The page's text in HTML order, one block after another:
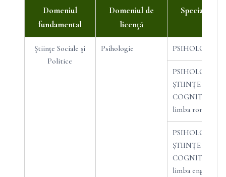
Domeniul
fundamental
Domeniul de
licenţă
Specializarea
Ştiinţe Sociale şi
Politice
Psihologie PSIHOLOGIE
PSIHOLOGIE-
ȘTIINȚE
COGNITIVE (în
limba română)
PSIHOLOGIE-
ȘTIINȚE
COGNITIVE (în
limba engleză)